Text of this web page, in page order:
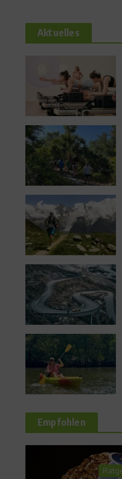
Aktuelles
Empfohlen